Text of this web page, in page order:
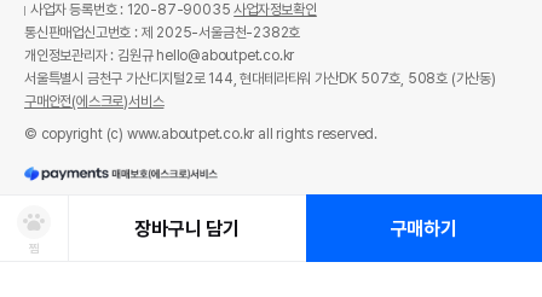
찜
장바구니 담기 구매하기
사업자 등록번호 : 120-87-90035사업자정보확인
통신판매업신고번호 : 제 2025-서울금천-2382호
개인정보관리자 : 김원규 hello@aboutpet.co.kr
서울특별시 금천구 가산디지털2로 144, 현대테라타워 가산DK 507호, 508호 (가산동)
구매안전(에스크로)서비스
© copyright (c) www.aboutpet.co.kr all rights reserved.